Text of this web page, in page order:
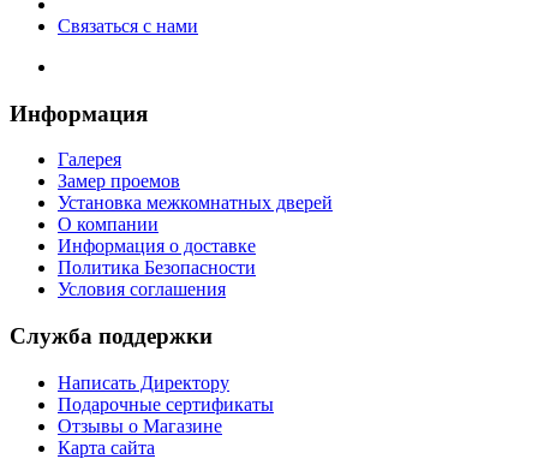
Связаться с нами
Информация
Галерея
Замер проемов
Установка межкомнатных дверей
О компании
Информация о доставке
Политика Безопасности
Условия соглашения
Служба поддержки
Написать Директору
Подарочные сертификаты
Отзывы о Магазине
Карта сайта